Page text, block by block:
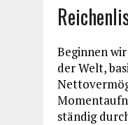
Beginnen
der Welt,
ständig